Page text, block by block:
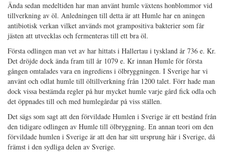
Ända sedan medeltiden har man använt humle växtens honblommor vid
tillverkning av öl. Anledningen till detta är att Humle har en aningen
antibiotisk verkan vilket används mot grampositiva bakterier som får
jästen att utvecklas och fermenteras till ett bra öl.
Första odlingen man vet av har hittats i Hallertau i tyskland år 736 e. Kr.
Det dröjde dock ända fram till år 1079 e. Kr innan Humle för första
gången omtalades vara en ingrediens i ölbryggningen. I Sverige har vi
använt och odlat humle till öltillverkning från 1200 talet. Förr hade man
dock vissa bestämda regler på hur mycket humle varje gård fick odla och
det öppnades till och med humlegårdar på viss ställen.
Det sägs som sagt att den förvildade Humlen i Sverige är ett bestånd från
den tidigare odlingen av Humle till ölbryggning. En annan teori om den
förvildade humlen i Sverige är att den har sitt ursprung här i Sverige, då
främst i den sydliga delen av Sverige.